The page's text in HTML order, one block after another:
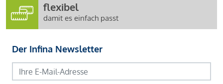
flexibel
damit es einfach passt
Der Infina Newsletter